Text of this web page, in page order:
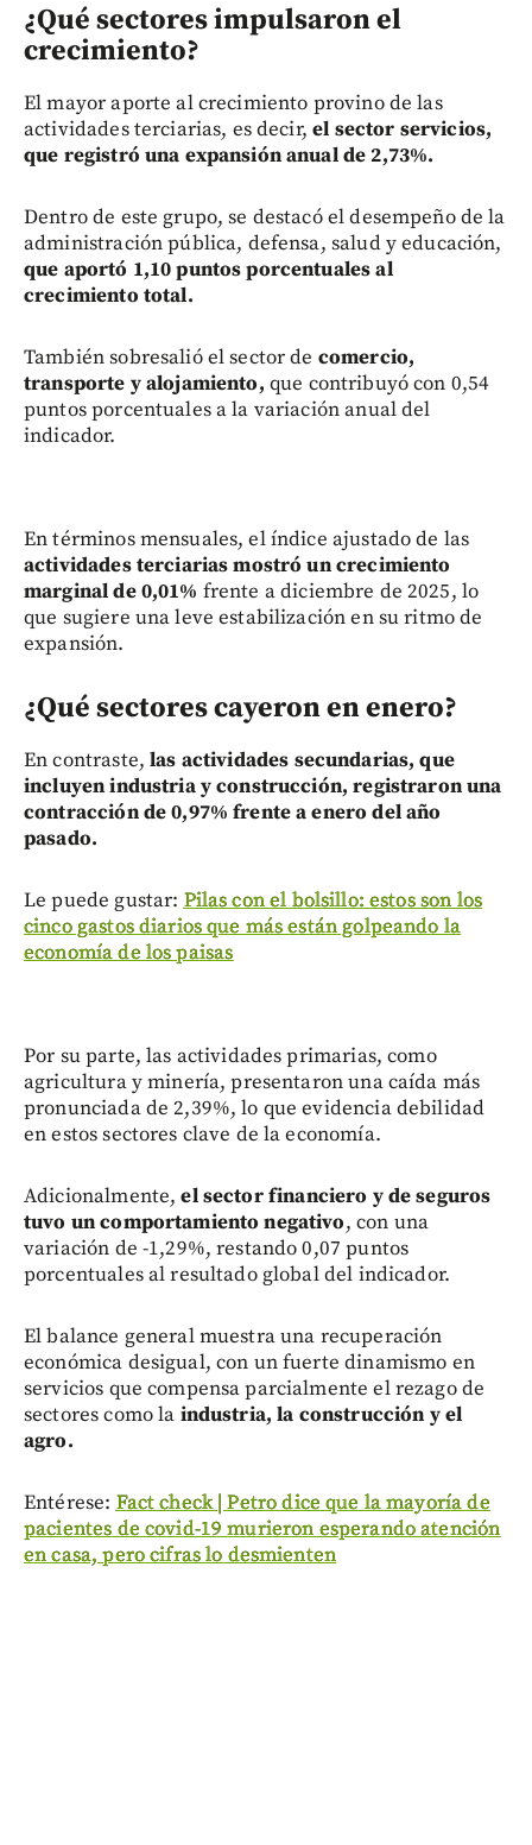
¿Qué sectores impulsaron el
crecimiento?
El mayor aporte al crecimiento provino de las
actividades terciarias, es decir, el sector servicios,
que registró una expansión anual de 2,73%.
Dentro de este grupo, se destacó el desempeño de la
administración pública, defensa, salud y educación,
que aportó 1,10 puntos porcentuales al
crecimiento total.
También sobresalió el sector de comercio,
transporte y alojamiento, que contribuyó con 0,54
puntos porcentuales a la variación anual del
indicador.
En términos mensuales, el índice ajustado de las
actividades terciarias mostró un crecimiento
marginal de 0,01% frente a diciembre de 2025, lo
que sugiere una leve estabilización en su ritmo de
expansión.
¿Qué sectores cayeron en enero?
En contraste,las actividades secundarias, que
incluyen industria y construcción, registraron una
contracción de 0,97% frente a enero del año
pasado.
Le puede gustar: Pilas con el bolsillo: estos son los
cinco gastos diarios que más están golpeando la
economía de los paisas
Por su parte, las actividades primarias, como
agricultura y minería, presentaron una caída más
pronunciada de 2,39%, lo que evidencia debilidad
en estos sectores clave de la economía.
Adicionalmente, el sector financiero y de seguros
tuvo un comportamiento negativo, con una
variación de -1,29%, restando 0,07 puntos
porcentuales al resultado global del indicador.
El balance general muestra una recuperación
económica desigual, con un fuerte dinamismo en
servicios que compensa parcialmente el rezago de
sectores como la industria, la construcción y el
agro.
Entérese: Fact check | Petro dice que la mayoría de
pacientes de covid-19 murieron esperando atención
en casa, pero cifras lo desmienten